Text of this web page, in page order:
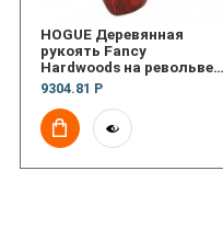
HOGUE Деревянная
рукоять Fancy
Hardwoods на револьвер
S&W J, K or L, N RB
9304.81 Р